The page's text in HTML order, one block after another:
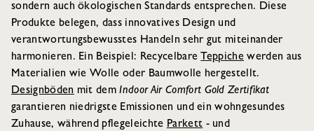
sondern auch ökologischen Standards entsprechen. Diese
Produkte belegen, dass innovatives Design und
verantwortungsbewusstes Handeln sehr gut miteinander
harmonieren. Ein Beispiel: Recycelbare Teppiche werden aus
Materialien wie Wolle oder Baumwolle hergestellt.
Designböden mit dem Indoor Air Comfort Gold Zertifikat
garantieren niedrigste Emissionen und ein wohngesundes
Zuhause, während pflegeleichte Parkett - und